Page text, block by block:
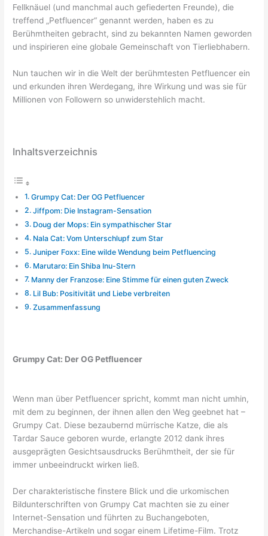
Fellknäuel (und manchmal auch gefiederten Freunde), die
treffend „Petfluencer“ genannt werden, haben es zu
Berühmtheiten gebracht, sind zu bekannten Namen geworden
und inspirieren eine globale Gemeinschaft von Tierliebhabern.
Nun tauchen wir in die Welt der berühmtesten Petfluencer ein
und erkunden ihren Werdegang, ihre Wirkung und was sie für
Millionen von Followern so unwiderstehlich macht.
Inhaltsverzeichnis
Grumpy Cat: Der OG Petfluencer
Jiffpom: Die Instagram-Sensation
Doug der Mops: Ein sympathischer Star
Nala Cat: Vom Unterschlupf zum Star
Juniper Foxx: Eine wilde Wendung beim Petfluencing
Marutaro: Ein Shiba Inu-Stern
Manny der Franzose: Eine Stimme für einen guten Zweck
Lil Bub: Positivität und Liebe verbreiten
Zusammenfassung
Grumpy Cat: Der OG Petfluencer
Wenn man über Petfluencer spricht, kommt man nicht umhin,
mit dem zu beginnen, der ihnen allen den Weg geebnet hat –
Grumpy Cat. Diese bezaubernd mürrische Katze, die als
Tardar Sauce geboren wurde, erlangte 2012 dank ihres
ausgeprägten Gesichtsausdrucks Berühmtheit, der sie für
immer unbeeindruckt wirken ließ.
Der charakteristische finstere Blick und die urkomischen
Bildunterschriften von Grumpy Cat machten sie zu einer
Internet-Sensation und führten zu Buchangeboten,
Merchandise-Artikeln und sogar einem Lifetime-Film. Trotz